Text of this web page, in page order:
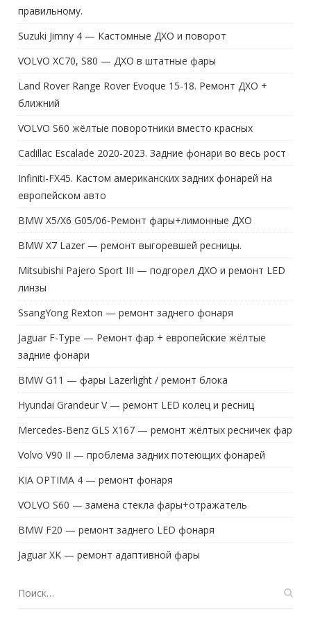
правильному.
Suzuki Jimny 4 — Кастомные ДХО и поворот
VOLVO XC70, S80 — ДХО в штатные фары
Land Rover Range Rover Evoque 15-18. Ремонт ДХО +
ближний
VOLVO S60 жёлтые поворотники вместо красных
Cadillac Escalade 2020-2023. Задние фонари во весь рост
Infiniti-FX45. Кастом американских задних фонарей на
европейском авто
BMW X5/X6 G05/06-Ремонт фары+лимонные ДХО
BMW X7 Lazer — ремонт выгоревшей ресницы.
Mitsubishi Pajero Sport III — подгорел ДХО и ремонт LED
линзы
SsangYong Rexton — ремонт заднего фонаря
Jaguar F-Type — Ремонт фар + европейские жёлтые
задние фонари
BMW G11 — фары Lazerlight / ремонт блока
Hyundai Grandeur V — ремонт LED колец и ресниц
Mercedes-Benz GLS X167 — ремонт жёлтых ресничек фар
Volvo V90 II — проблема задних потеющих фонарей
KIA OPTIMA 4 — ремонт фонаря
VOLVO S60 — замена стекла фары+отражатель
BMW F20 — ремонт заднего LED фонаря
Jaguar XK — ремонт адаптивной фары